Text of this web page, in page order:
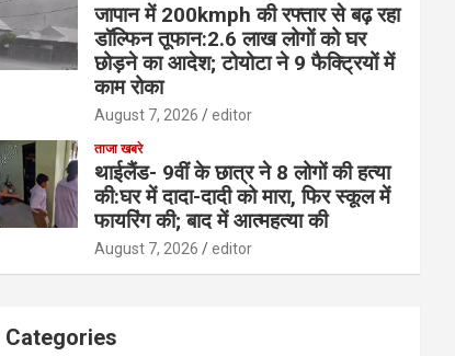
जापान में 200kmph की रफ्तार से बढ़ रहा
डॉल्फिन तूफान:2.6 लाख लोगों को घर
छोड़ने का आदेश; टोयोटा ने 9 फैक्ट्रियों में
काम रोका
August 7, 2026 editor
ताजा खबरे
थाईलैंड- 9वीं के छात्र ने 8 लोगों की हत्या
की:घर में दादा-दादी को मारा, फिर स्कूल में
फायरिंग की; बाद में आत्महत्या की
August 7, 2026 editor
Categories